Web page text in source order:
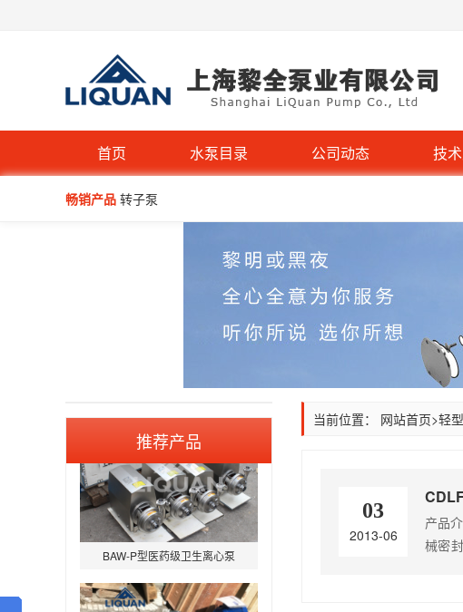
首页 水泵目录 公司动态 技
畅销产品 转子泵
推荐产品
QW型无堵塞潜水排污泵
WQP型不锈钢无堵塞潜水排污泵
BAW-P型医药级卫生离心泵
当前位置： 网站首页>轻型
03
2013-06
产品
械密